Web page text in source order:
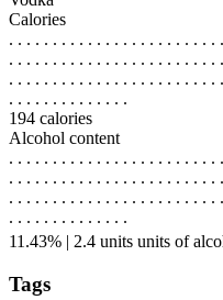
Calories
. . . . . . . . . . . . . . . . . . . . . . .
. . . . . . . . . . . . . . . . . . . . . . .
. . . . . . . . . . . . . . . . . . . . . . .
. . . . . . . . . . . . . .
194 calories
Alcohol content
. . . . . . . . . . . . . . . . . . . . . . .
. . . . . . . . . . . . . . . . . . . . . . .
. . . . . . . . . . . . . . . . . . . . . . .
. . . . . . . . . . . . . .
11.43% | 2.4 units units of
Tags